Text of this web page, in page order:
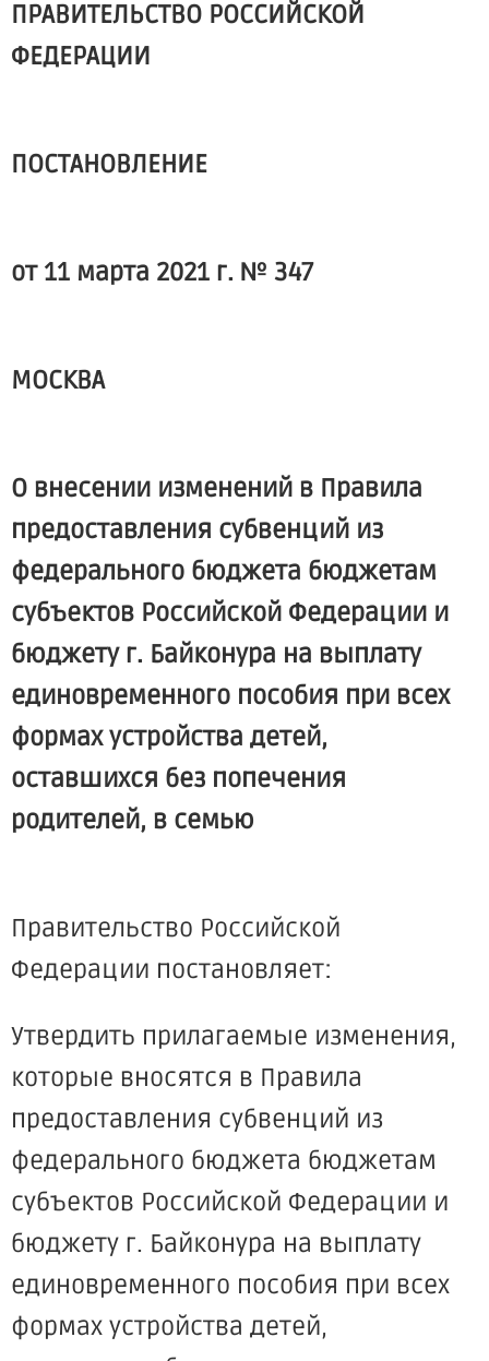
ПРАВИТЕЛЬСТВО РОССИЙСКОЙ
ФЕДЕРАЦИИ
ПОСТАНОВЛЕНИЕ
от 11 марта 2021 г. № 347
МОСКВА
О внесении изменений в Правила
предоставления субвенций из
федерального бюджета бюджетам
субъектов Российской Федерации и
бюджету г. Байконура на выплату
единовременного пособия при всех
формах устройства детей,
оставшихся без попечения
родителей, в семью
Правительство Российской
Федерации постановляет:
Утвердить прилагаемые изменения,
которые вносятся в Правила
предоставления субвенций из
федерального бюджета бюджетам
субъектов Российской Федерации и
бюджету г. Байконура на выплату
единовременного пособия при всех
формах устройства детей,